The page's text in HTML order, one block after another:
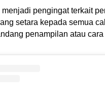
pengingat terkait
setara kepada semua
penampilan atau